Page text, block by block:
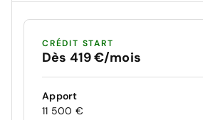
CRÉDIT START
Dès 419 €/mois
Apport
11 500 €